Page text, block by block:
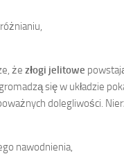
że złogi jelitowe
się w układzie
dolegliwości.
nawodnienia,